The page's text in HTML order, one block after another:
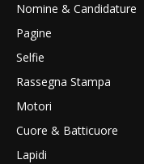
Nomine & Candidature
Pagine
Selfie
Rassegna Stampa
Motori
Cuore & Batticuore
Lapidi